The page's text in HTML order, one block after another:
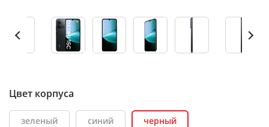
Цвет корпуса
зеленый синий черный